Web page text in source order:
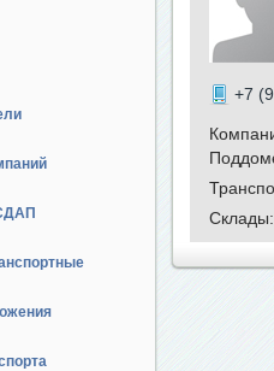
+7
Склады: